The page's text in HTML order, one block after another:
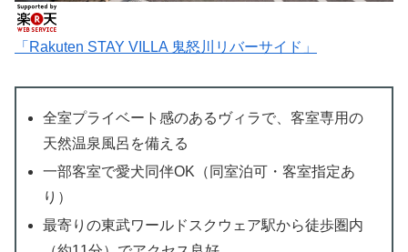
「Rakuten STAY VILLA 鬼怒川リバーサイド」
全室プライベート感のあるヴィラで、客室専用の
天然温泉風呂を備える
一部客室で愛犬同伴OK（同室泊可・客室指定あ
り）
最寄りの東武ワールドスクウェア駅から徒歩圏内